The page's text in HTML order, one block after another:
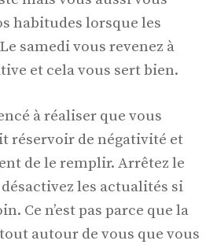
habitudes lorsque les
samedi vous revenez à
et cela vous sert bien.
à réaliser que vous
réservoir de négativité et
de le remplir. Arrêtez le
les actualités si
Ce n’est pas parce que la
autour de vous que vous